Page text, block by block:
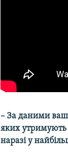
– За даними в
яких утримують
наразі у